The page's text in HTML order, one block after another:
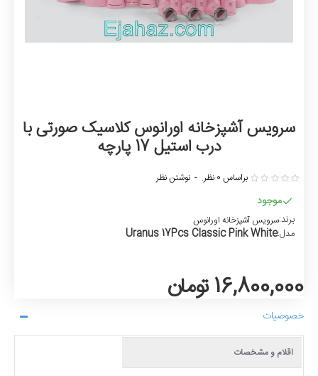
سرویس آشپزخانه اورانوس کلاسیک صورتی با
درب استیل 17 پارچه
موجود
برند:سرویس آشپزخانه اورانوس
مدل:Uranus 17Pcs Classic Pink White
براساس 0 نظر. - نوشتن نظر
16,800,000 تومان
خصوصیات
اقلام و مشخصات